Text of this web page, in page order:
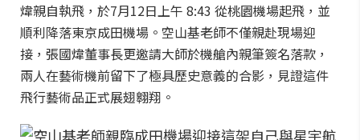
煒親自執飛，於7月12日上午 8:43 從桃園機場起飛，並
順利降落東京成田機場。空山基老師不僅親赴現場迎
接，張國煒董事長更邀請大師於機艙內親筆簽名落款，
兩人在藝術機前留下了極具歷史意義的合影，見證這件
飛行藝術品正式展翅翱翔。